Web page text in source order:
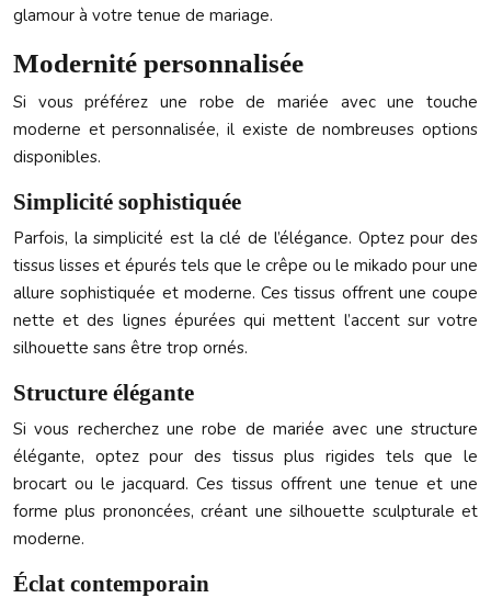
glamour à votre tenue de mariage.
Modernité personnalisée
Si vous préférez une robe de mariée avec une touche
moderne et personnalisée, il existe de nombreuses options
disponibles.
Simplicité sophistiquée
Parfois, la simplicité est la clé de l’élégance. Optez pour des
tissus lisses et épurés tels que le crêpe ou le mikado pour une
allure sophistiquée et moderne. Ces tissus offrent une coupe
nette et des lignes épurées qui mettent l’accent sur votre
silhouette sans être trop ornés.
Structure élégante
Si vous recherchez une robe de mariée avec une structure
élégante, optez pour des tissus plus rigides tels que le
brocart ou le jacquard. Ces tissus offrent une tenue et une
forme plus prononcées, créant une silhouette sculpturale et
moderne.
Éclat contemporain